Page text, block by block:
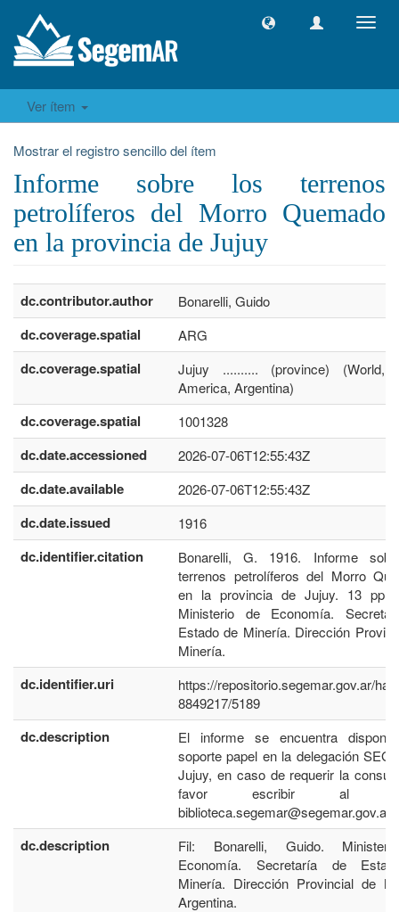
Ver ítem
Mostrar el registro sencillo del ítem
Informe sobre los terrenos
petrolíferos del Morro Quemado
en la provincia de Jujuy
dc.contributor.author Bonarelli, Guido
dc.coverage.spatial ARG
dc.coverage.spatial
Jujuy .......... (province) (World,
America, Argentina)
dc.coverage.spatial 1001328
dc.date.accessioned 2026-07-06T12:55:43Z
dc.date.available 2026-07-06T12:55:43Z
dc.date.issued 1916
dc.identifier.citation
Bonarelli, G. 1916. Informe
terrenos petrolíferos del Morro
en la provincia de Jujuy. 13 pp.
Ministerio de Economía.
Estado de Minería. Dirección
Minería.
dc.identifier.uri
https://repositorio.segemar.gov.ar/
8849217/5189
dc.description
El informe se encuentra
soporte papel en la delegación
Jujuy, en caso de requerir la
favor escribir al
biblioteca.segemar@segemar.gov.ar
dc.description
Fil: Bonarelli, Guido.
Economía. Secretaría de
Minería. Dirección Provincial de
Argentina.